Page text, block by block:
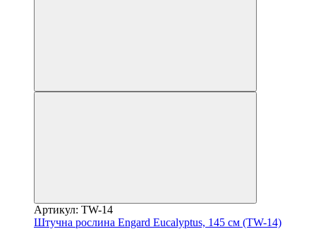
Артикул: TW-14
Штучна рослина Engard Eucalyptus, 145 см (TW-14)